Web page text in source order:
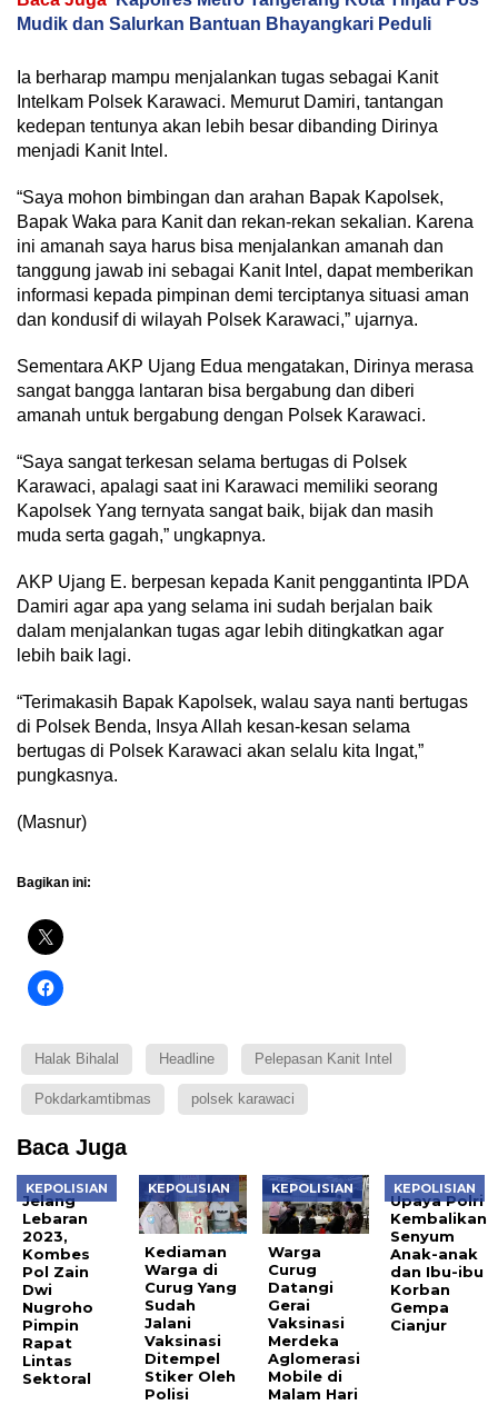
Mudik dan Salurkan Bantuan Bhayangkari Peduli
Ia berharap mampu menjalankan tugas sebagai Kanit
Intelkam Polsek Karawaci. Memurut Damiri, tantangan
kedepan tentunya akan lebih besar dibanding Dirinya
menjadi Kanit Intel.
“Saya mohon bimbingan dan arahan Bapak Kapolsek,
Bapak Waka para Kanit dan rekan-rekan sekalian. Karena
ini amanah saya harus bisa menjalankan amanah dan
tanggung jawab ini sebagai Kanit Intel, dapat memberikan
informasi kepada pimpinan demi terciptanya situasi aman
dan kondusif di wilayah Polsek Karawaci,” ujarnya.
Sementara AKP Ujang Edua mengatakan, Dirinya merasa
sangat bangga lantaran bisa bergabung dan diberi
amanah untuk bergabung dengan Polsek Karawaci.
“Saya sangat terkesan selama bertugas di Polsek
Karawaci, apalagi saat ini Karawaci memiliki seorang
Kapolsek Yang ternyata sangat baik, bijak dan masih
muda serta gagah,” ungkapnya.
AKP Ujang E. berpesan kepada Kanit penggantinta IPDA
Damiri agar apa yang selama ini sudah berjalan baik
dalam menjalankan tugas agar lebih ditingkatkan agar
lebih baik lagi.
“Terimakasih Bapak Kapolsek, walau saya nanti bertugas
di Polsek Benda, Insya Allah kesan-kesan selama
bertugas di Polsek Karawaci akan selalu kita Ingat,”
pungkasnya.
(Masnur)
Bagikan ini:
Halak Bihalal Headline Pelepasan Kanit Intel
Pokdarkamtibmas polsek karawaci
Baca Juga
KEPOLISIAN
Jelang
Lebaran
2023,
Kombes
Pol Zain
Dwi
Nugroho
Pimpin
Rapat
Lintas
Sektoral
KEPOLISIAN
Kediaman
Warga di
Curug Yang
Sudah
Jalani
Vaksinasi
Ditempel
Stiker Oleh
Polisi
KEPOLISIAN
Warga
Curug
Datangi
Gerai
Vaksinasi
Merdeka
Aglomerasi
Mobile di
Malam Hari
KEPOLISIAN
Upaya Polri
Kembalikan
Senyum
Anak-anak
dan Ibu-ibu
Korban
Gempa
Cianjur